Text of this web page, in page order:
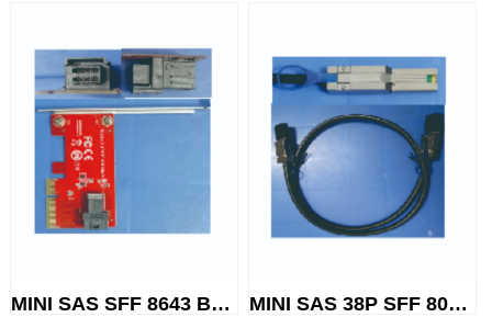
MINI SAS SFF 8643 Board end c... MINI SAS 38P SFF 8088 TO SFF ...